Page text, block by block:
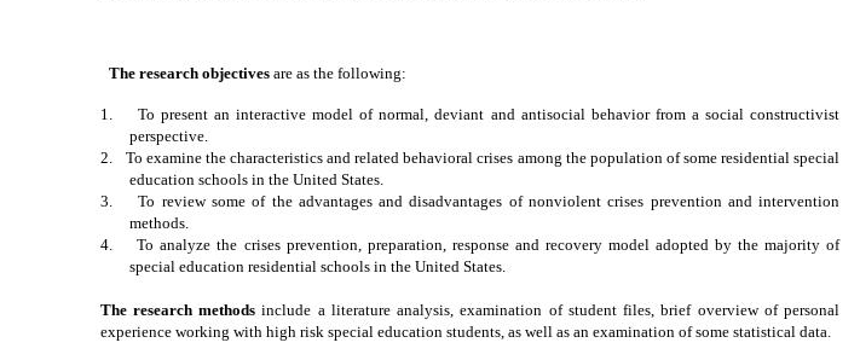
Theresearch objectivesare as the following:
1.
To present an interactive model of normal, deviant and antisocial behavior from a social constructivist
perspective.
2.
To examine the characteristics and related behavioral crises among the population of some residential special
education schools in the United States.
3.
To review some of the advantages and disadvantages of nonviolent crises prevention and intervention
methods.
4.
To analyze the crises prevention, preparation, response and recovery model adopted by the majority of
special education residential schools in the United States.
The research methods include a literature analysis, examination of student files, brief overview of personal
experience working with high risk special education students, as well as an examination of some statistical data.